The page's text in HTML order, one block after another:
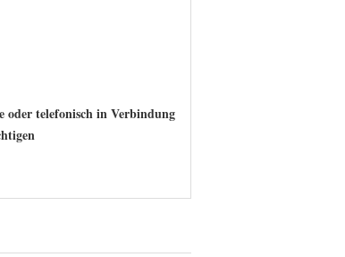
oder telefonisch in Verbindung